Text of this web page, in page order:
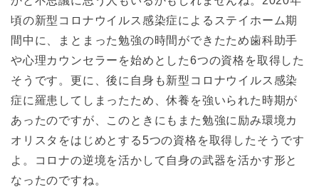
頃の新型コロナウイルス感染症によるステイホーム期
間中に、まとまった勉強の時間ができたため歯科助手
や心理カウンセラーを始めとした6つの資格を取得した
そうです。更に、後に自身も新型コロナウイルス感染
症に羅患してしまったため、休養を強いられた時期が
あったのですが、このときにもまた勉強に励み環境カ
オリスタをはじめとする5つの資格を取得したそうです
よ。コロナの逆境を活かして自身の武器を活かす形と
なったのですね。